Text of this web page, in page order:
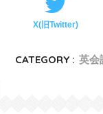
X(旧Twitter)
CATEGORY : 英会